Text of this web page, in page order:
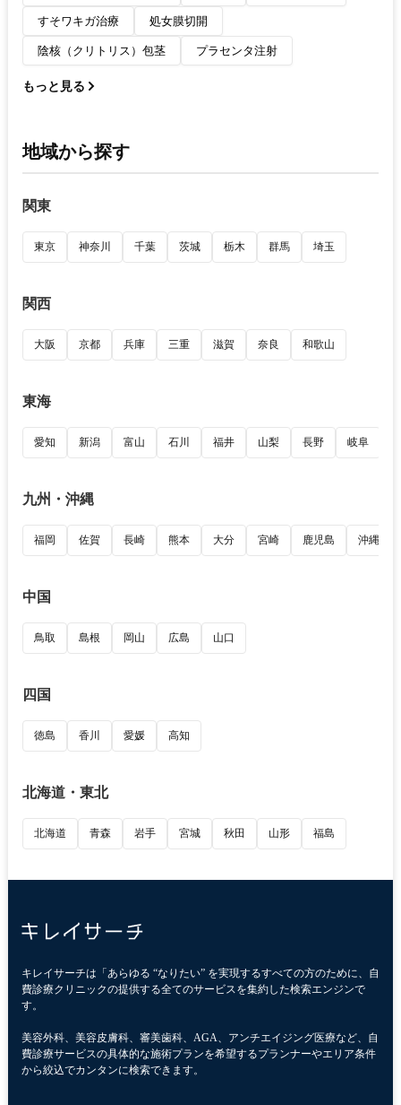
すそワキガ治療 処女膜切開
陰核（クリトリス）包茎 プラセンタ注射
もっと見る
地域から探す
関東
東京 神奈川 千葉 茨城 栃木 群馬 埼玉
関西
大阪 京都 兵庫 三重 滋賀 奈良 和歌山
東海
愛知 新潟 富山 石川 福井 山梨 長野 岐阜
九州・沖縄
福岡 佐賀 長崎 熊本 大分 宮崎 鹿児島 沖縄
中国
鳥取 島根 岡山 広島 山口
四国
徳島 香川 愛媛 高知
北海道・東北
北海道 青森 岩手 宮城 秋田 山形 福島
キレイサーチは「あらゆる “なりたい” を実現するすべての方のために、自
費診療クリニックの提供する全てのサービスを集約した検索エンジンで
す。
美容外科、美容皮膚科、審美歯科、AGA、アンチエイジング医療など、自
費診療サービスの具体的な施術プランを希望するプランナーやエリア条件
から絞込でカンタンに検索できます。